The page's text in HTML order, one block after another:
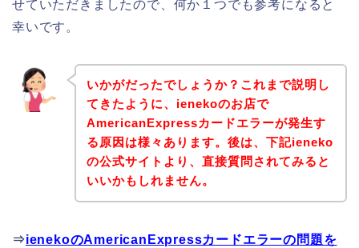
せていただきましたので、何か１つでも参考になると
幸いです。
いかがだったでしょうか？これまで説明し
てきたように、ienekoのお店で
AmericanExpressカードエラーが発生す
る原因は様々あります。後は、下記ieneko
の公式サイトより、直接質問されてみると
いいかもしれません。
⇒ienekoのAmericanExpressカードエラーの問題を